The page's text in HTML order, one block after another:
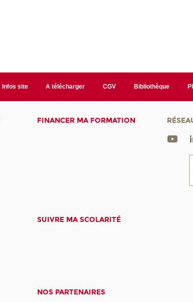
Infos site A télécharger CGV Bibliothèque
FINANCER MA FORMATION
SUIVRE MA SCOLARITÉ
NOS PARTENAIRES